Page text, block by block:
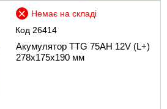
Код 26414
Немає на складі
Акумулятор TTG 75AH 12V (L+)
278х175х190 мм